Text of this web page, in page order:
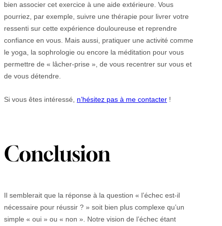
bien associer cet exercice à une aide extérieure. Vous
pourriez, par exemple, suivre une thérapie pour livrer votre
ressenti sur cette expérience douloureuse et reprendre
confiance en vous. Mais aussi, pratiquer une activité comme
le yoga, la sophrologie ou encore la méditation pour vous
permettre de « lâcher-prise », de vous recentrer sur vous et
de vous détendre.
Si vous êtes intéressé, n’hésitez pas à me contacter !
Conclusion
Il semblerait que la réponse à la question « l’échec est-il
nécessaire pour réussir ? » soit bien plus complexe qu’un
simple « oui » ou « non ». Notre vision de l’échec étant